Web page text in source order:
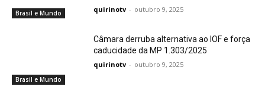
Brasil e Mundo quirinotv - outubro 9, 2025
Brasil e Mundo
Câmara derruba alternativa ao IOF e força
caducidade da MP 1.303/2025
quirinotv - outubro 9, 2025